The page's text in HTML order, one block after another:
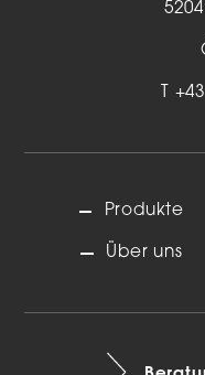
T
Produkte
Über uns